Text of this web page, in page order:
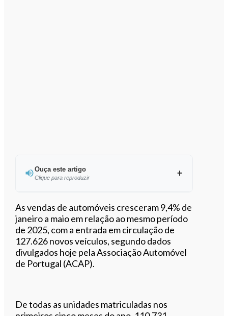
Ouça este artigo
Clique para reproduzir
0:00/3:08
As vendas de automóveis cresceram 9,4% de
janeiro a maio em relação ao mesmo período
de 2025, com a entrada em circulação de
127.626 novos veículos, segundo dados
divulgados hoje pela Associação Automóvel
de Portugal (ACAP).
De todas as unidades matriculadas nos